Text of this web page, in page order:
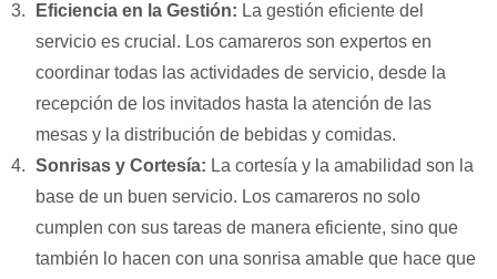
Eficiencia en la Gestión: La gestión eficiente del
servicio es crucial. Los camareros son expertos en
coordinar todas las actividades de servicio, desde la
recepción de los invitados hasta la atención de las
mesas y la distribución de bebidas y comidas.
Sonrisas y Cortesía: La cortesía y la amabilidad son la
base de un buen servicio. Los camareros no solo
cumplen con sus tareas de manera eficiente, sino que
también lo hacen con una sonrisa amable que hace que